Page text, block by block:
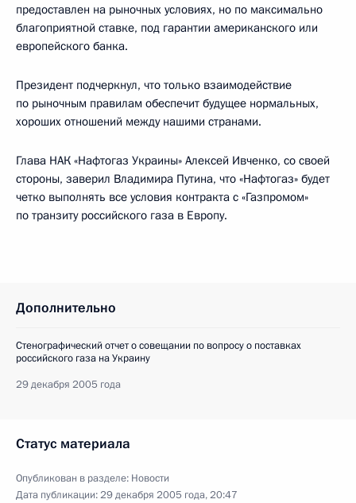
предоставлен на рыночных условиях, но по максимально
благоприятной ставке, под гарантии американского или
европейского банка.
Президент подчеркнул, что только взаимодействие
по рыночным правилам обеспечит будущее нормальных,
хороших отношений между нашими странами.
Глава НАК «Нафтогаз Украины» Алексей Ивченко, со своей
стороны, заверил Владимира Путина, что «Нафтогаз» будет
четко выполнять все условия контракта с «Газпромом»
по транзиту российского газа в Европу.
Дополнительно
Стенографический отчет о совещании по вопросу о поставках
российского газа на Украину
29 декабря 2005 года
Статус материала
Опубликован в разделе: Новости
Дата публикации:29 декабря 2005 года, 20:47